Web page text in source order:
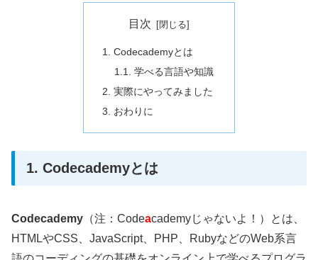
目次
1. Codecademyとは
1.1. 学べる言語や知識
2. 実際にやってみました
3. おわりに
1. Codecademyとは
Codecademy （注：Codeacademyじゃないよ！）とは、
HTMLやCSS、JavaScript、PHP、RubyなどのWeb系言